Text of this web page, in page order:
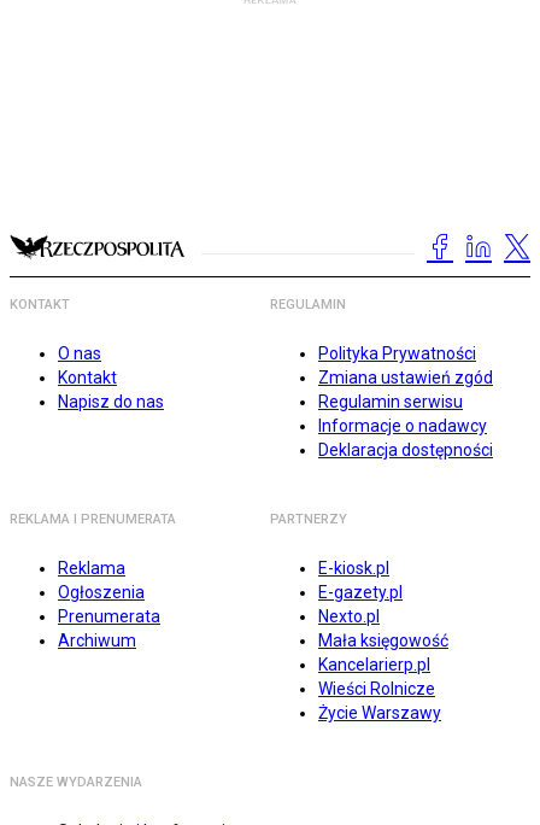
KONTAKT
O nas
Kontakt
Napisz do nas
REGULAMIN
Polityka Prywatności
Zmiana ustawień zgód
Regulamin serwisu
Informacje o nadawcy
Deklaracja dostępności
REKLAMA I PRENUMERATA
Reklama
Ogłoszenia
Prenumerata
Archiwum
PARTNERZY
E-kiosk.pl
E-gazety.pl
Nexto.pl
Mała księgowość
Kancelarierp.pl
Wieści Rolnicze
Życie Warszawy
NASZE WYDARZENIA